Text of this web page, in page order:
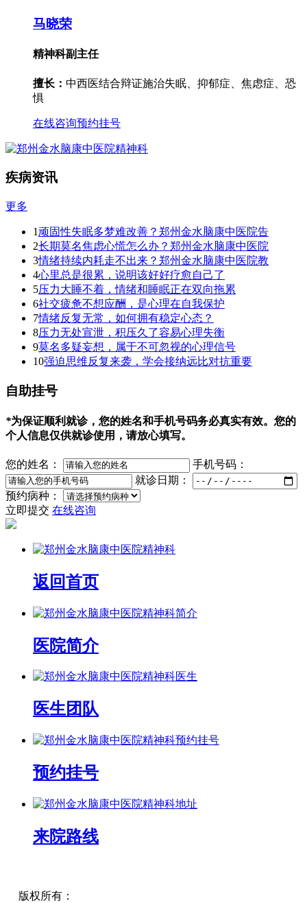
马晓荣
精神科副主任
擅长： 中西医结合辩证施治失眠、抑郁症、焦虑症、恐
惧
在线咨询预约挂号
疾病资讯
更多
1顽固性失眠多梦难改善？郑州金水脑康中医院告
2长期莫名焦虑心慌怎么办？郑州金水脑康中医院
3情绪持续内耗走不出来？郑州金水脑康中医院教
4心里总是很累，说明该好好疗愈自己了
5压力大睡不着，情绪和睡眠正在双向拖累
6社交疲惫不想应酬，是心理在自我保护
7情绪反复无常，如何拥有稳定心态？
8压力无处宣泄，积压久了容易心理失衡
9莫名多疑妄想，属于不可忽视的心理信号
10强迫思维反复来袭，学会接纳远比对抗重要
自助挂号
*为保证顺利就诊，您的姓名和手机号码务必真实有效。您的
个人信息仅供就诊使用，请放心填写。
您的姓名：
手机号码：
就诊日期：
预约病种：
立即提交 在线咨询
返回首页
医院简介
医生团队
预约挂号
来院路线
版权所有：